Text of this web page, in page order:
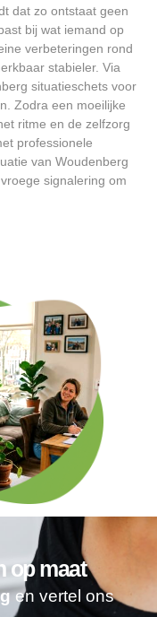
dat zo ontstaat geen
bij wat iemand op
verbeteringen rond
stabieler. Via
situatieschets voor
Zodra een moeilijke
ritme en de zelfzorg
professionele
van Woudenberg
signalering om
op maat
en vertel ons